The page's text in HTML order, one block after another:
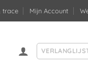
trace Mijn Account